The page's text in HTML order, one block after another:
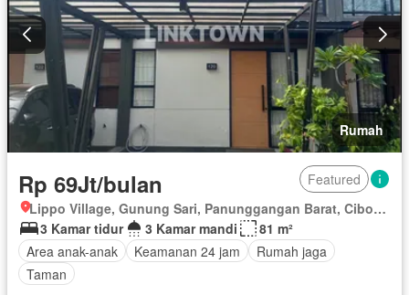
Rumah
Rp 69Jt/bulan
Featured
Lippo Village, Gunung Sari, Panunggangan Barat, Cibodas, Tangerang, Banten
3 Kamar tidur
3 Kamar mandi
81 m²
Area anak-anak
Keamanan 24 jam
Rumah jaga
Taman